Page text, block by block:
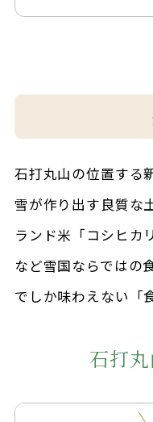
石打丸山の位置する
雪が作り出す良質な
ランド米「コシヒカ
など雪国ならではの
でしか味わえない「
石打